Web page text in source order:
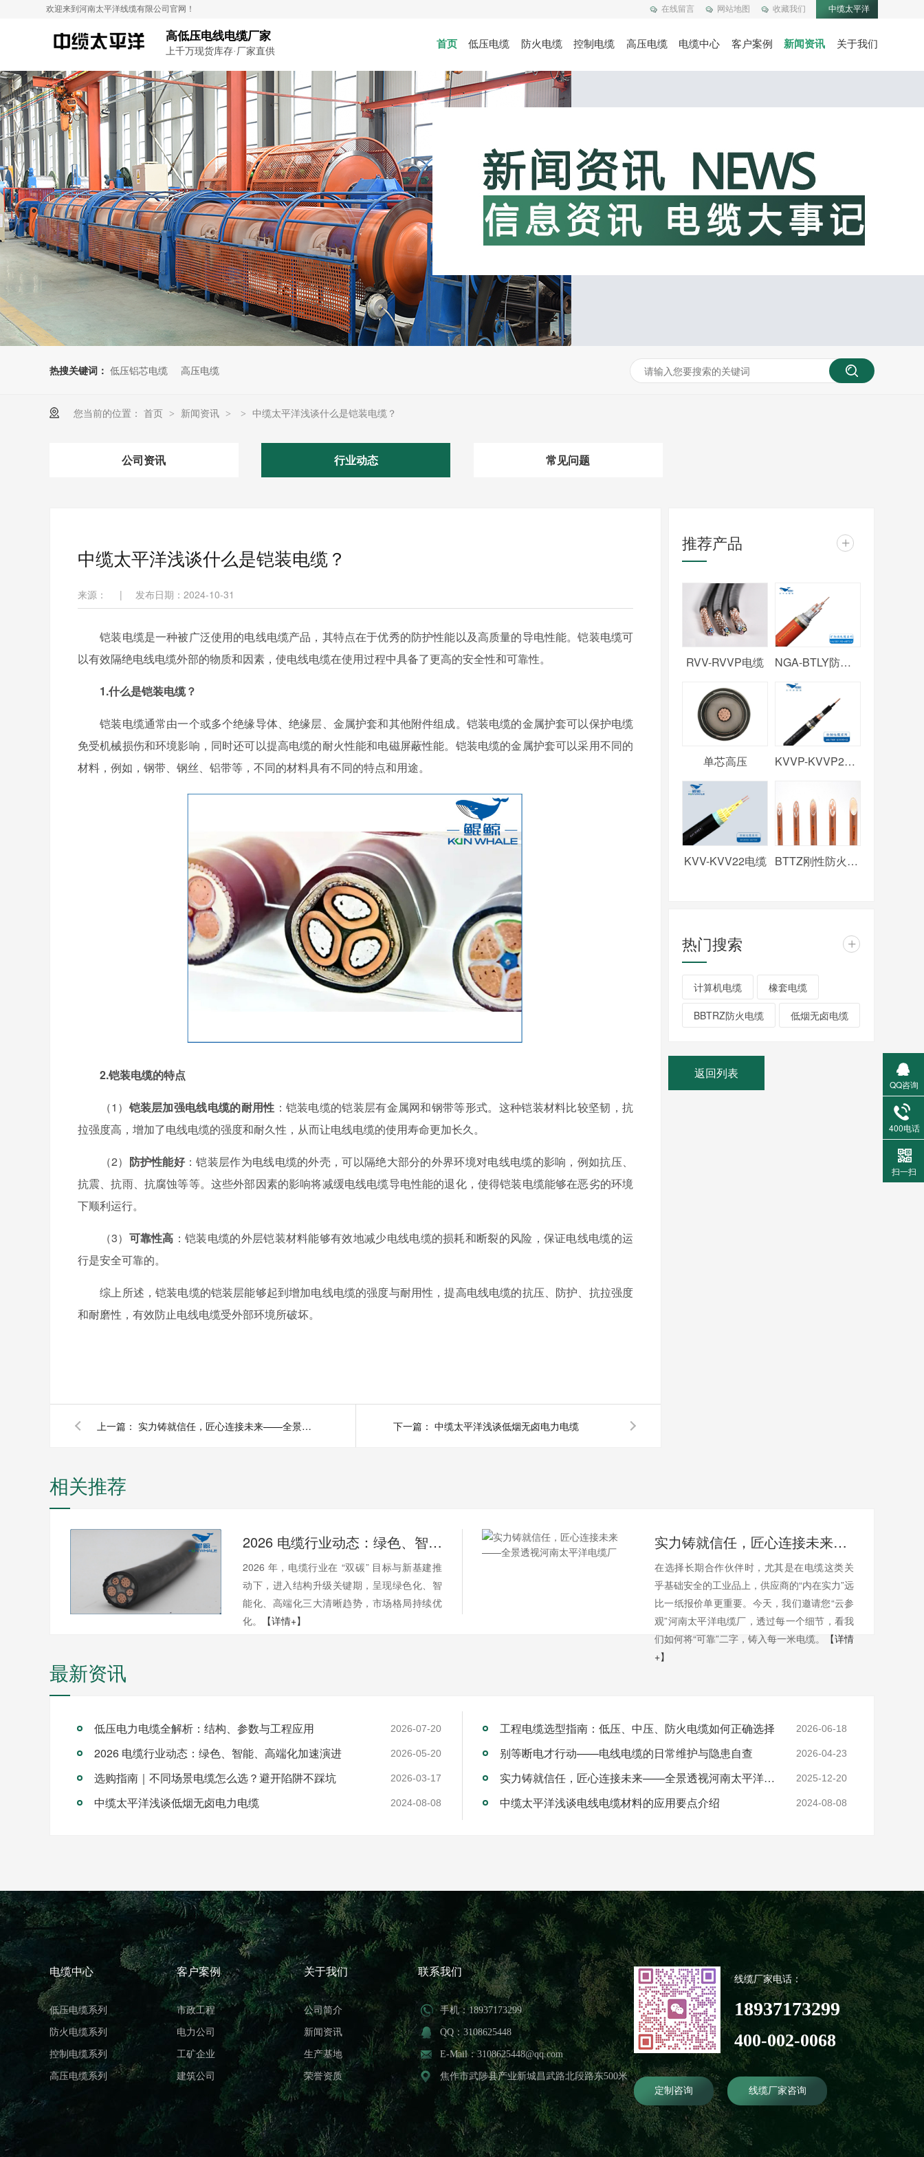
在线留言 网站地图 收藏我们 中缆太平洋
欢迎来到河南太平洋线缆有限公司官网！
高低压电线电缆厂家
上千万现货库存·厂家直供
首页 低压电缆 防火电缆 控制电缆 高压电缆 电缆中心 客户案例 新闻资讯 关于我们
热搜关键词： 低压铝芯电缆 高压电缆
您当前的位置： 首页 > 新闻资讯 > > 中缆太平洋浅谈什么是铠装电缆？
公司资讯 行业动态 常见问题
中缆太平洋浅谈什么是铠装电缆？
来源： | 发布日期：2024-10-31
铠装电缆是一种被广泛使用的电线电缆产品，其特点在于优秀的防护性能以及高质量的导电性能。铠装电缆可
以有效隔绝电线电缆外部的物质和因素，使电线电缆在使用过程中具备了更高的安全性和可靠性。
1.什么是铠装电缆？
铠装电缆通常由一个或多个绝缘导体、绝缘层、金属护套和其他附件组成。铠装电缆的金属护套可以保护电缆
免受机械损伤和环境影响，同时还可以提高电缆的耐火性能和电磁屏蔽性能。铠装电缆的金属护套可以采用不同的
材料，例如，钢带、钢丝、铝带等，不同的材料具有不同的特点和用途。
2.铠装电缆的特点
（1） 铠装层加强电线电缆的耐用性 ：铠装电缆的铠装层有金属网和钢带等形式。这种铠装材料比较坚韧，抗
拉强度高，增加了电线电缆的强度和耐久性，从而让电线电缆的使用寿命更加长久。
（2） 防护性能好：铠装层作为电线电缆的外壳，可以隔绝大部分的外界环境对电线电缆的影响，例如抗压、
抗震、抗雨、抗腐蚀等等。这些外部因素的影响将减缓电线电缆导电性能的退化，使得铠装电缆能够在恶劣的环境
下顺利运行。
（3） 可靠性高 ：铠装电缆的外层铠装材料能够有效地减少电线电缆的损耗和断裂的风险，保证电线电缆的运
行是安全可靠的。
综上所述，铠装电缆的铠装层能够起到增加电线电缆的强度与耐用性，提高电线电缆的抗压、防护、抗拉强度
和耐磨性，有效防止电线电缆受外部环境所破坏。
上一篇： 实力铸就信任，匠心连接未来——全景透视河南太平洋电缆厂 下一篇： 中缆太平洋浅谈低烟无卤电力电缆
推荐产品 +
RVV-RVVP电缆 NGA-BTLY防火电缆
单芯高压 KVVP-KVVP2电缆
KVV-KVV22电缆 BTTZ刚性防火电缆
热门搜索 +
计算机电缆 橡套电缆
BBTRZ防火电缆 低烟无卤电缆
返回列表
相关推荐
2026 电缆行业动态：绿色、智能、高端化加速演进
2026 年，电缆行业在 “双碳” 目标与新基建推
动下，进入结构升级关键期，呈现绿色化、智
能化、高端化三大清晰趋势，市场格局持续优
化。
【详情+】
实力铸就信任，匠心连接未来——全景透视河南太平洋电缆厂
在选择长期合作伙伴时，尤其是在电缆这类关
乎基础安全的工业品上，供应商的“内在实力”远
比一纸报价单更重要。今天，我们邀请您“云参
观”河南太平洋电缆厂，透过每一个细节，看我
们如何将“可靠”二字，铸入每一米电缆。
【详情
+】
最新资讯
低压电力电缆全解析：结构、参数与工程应用 2026-07-20 工程电缆选型指南：低压、中压、防火电缆如何正确选择 2026-06-18
2026 电缆行业动态：绿色、智能、高端化加速演进 2026-05-20 别等断电才行动——电线电缆的日常维护与隐患自查 2026-04-23
选购指南｜不同场景电缆怎么选？避开陷阱不踩坑 2026-03-17 实力铸就信任，匠心连接未来——全景透视河南太平洋电缆厂 2025-12-20
中缆太平洋浅谈低烟无卤电力电缆 2024-08-08 中缆太平洋浅谈电线电缆材料的应用要点介绍 2024-08-08
电缆中心
低压电缆系列
防火电缆系列
控制电缆系列
高压电缆系列
客户案例
市政工程
电力公司
工矿企业
建筑公司
关于我们
公司简介
新闻资讯
生产基地
荣誉资质
联系我们
手机：18937173299
QQ：3108625448
E-Mail：3108625448@qq.com
焦作市武陟县产业新城昌武路北段路东500米
线缆厂家电话：
18937173299
400-002-0068
定制咨询 线缆厂家咨询
QQ咨询
400电话
扫一扫